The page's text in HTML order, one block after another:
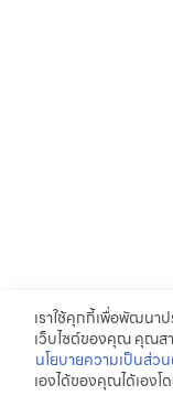
เราใช้คุกกี้เพื่อพัฒนา
เว็บไซต์ของคุณ คุณส
นโยบายความเป็นส่ว
เองได้ของคุณได้เอง